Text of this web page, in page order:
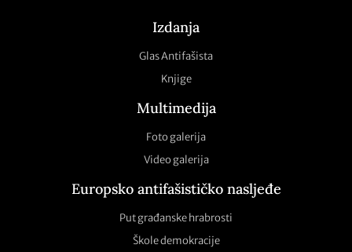
Izdanja
Glas Antifašista
Knjige
Multimedija
Foto galerija
Video galerija
Europsko antifašističko nasljeđe
Put građanske hrabrosti
Škole demokracije